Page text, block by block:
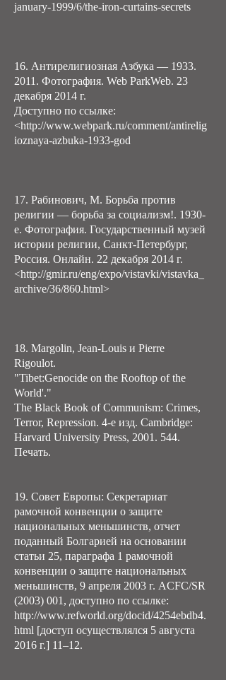
january-1999/6/the-iron-curtains-secrets
16. Антирелигиозная Азбука — 1933.
2011 . Фотография. Web ParkWeb. 23
декабря 2014 г.
Доступно по ссылке:
<http://www.webpark.ru/comment/antirelig
ioznaya-azbuka-1933-god
17. Рабинович, М. Борьба против
религии — борьба за социализм!. 1930-
е. Фотография. Государственный музей
истории религии, Санкт-Петербург,
Россия. Онлайн. 22 декабря 2014 г.
<http://gmir.ru/eng/expo/vistavki/vistavka_
archive/36/860.html>
18. Margolin, Jean-Louis и Pierre
Rigoulot.
"Tibet:Genocide on the Rooftop of the
World'."
The Black Book of Communism: Crimes,
Terror, Repression. 4-е изд. Cambridge:
Harvard University Press, 2001. 544.
Печать.
19. Совет Европы: Секретариат
рамочной конвенции о защите
национальных меньшинств, отчет
поданный Болгарией на основании
статьи 25, параграфа 1 рамочной
конвенции о защите национальных
меньшинств, 9 апреля 2003 г. ACFC/SR
(2003) 001 , доступно по ссылке:
http://www.refworld.org/docid/4254ebdb4.
html [доступ осуществлялся 5 августа
2016 г.] 11–12.